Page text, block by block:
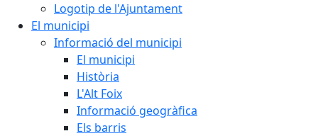
Logotip de l'Ajuntament
El municipi
Informació del municipi
El municipi
Història
L'Alt Foix
Informació geogràfica
Els barris